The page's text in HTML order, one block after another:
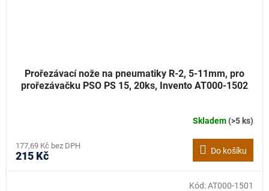
Prořezávací nože na pneumatiky R-2, 5-11mm, pro
prořezávačku PSO PS 15, 20ks, Invento AT000-1502
Skladem(>5 ks)
177,69 Kč bez DPH
215 Kč Do košíku
Kód:AT000-1501